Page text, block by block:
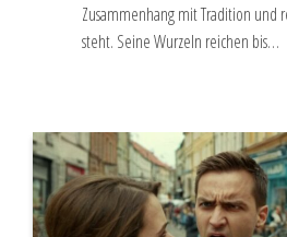
Zusammenhang mit Tradition und
steht. Seine Wurzeln reichen bis…